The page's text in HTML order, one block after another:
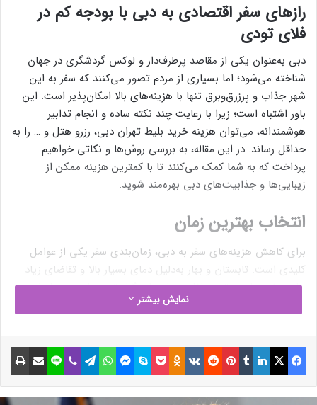
رازهای سفر اقتصادی به دبی با بودجه کم در
فلای تودی
دبی به‌عنوان یکی از مقاصد پرطرف‌دار و لوکس گردشگری در جهان
شناخته می‌شود؛ اما بسیاری از مردم تصور می‌کنند که سفر به این
شهر جذاب و پرزرق‌وبرق تنها با هزینه‌های بالا امکان‌پذیر است. این
باور اشتباه است؛ زیرا با رعایت چند نکته ساده و انجام تدابیر
هوشمندانه، می‌توان هزینه‌ خرید بلیط تهران دبی، رزرو هتل و … را به
حداقل رساند. در این مقاله، به بررسی روش‌ها و نکاتی خواهیم
پرداخت که به شما کمک می‌کنند تا با کمترین هزینه ممکن از
زیبایی‌ها و جذابیت‌های دبی بهره‌مند شوید.
انتخاب بهترین زمان
برای کاهش هزینه‌های سفر به دبی، زمان‌بندی سفر یکی از عوامل
کلیدی است. تابستان و بهار به‌دلیل دمای بسیار بالا و تقاضای زیاد
برای سفر به این مقصد، اغلب زمان‌های گران‌تری برای رزرو بلیط
تهران دبی و هتل هستند؛ اما اگر سفر خود را به فصل‌های پاییز و
تخفیف‌های فصلی بهره‌مند شوید.
این دوره‌ها علاوه‌بر کاهش قیمت‌ها، فرصت‌هایی برای استفاده از
تخفیف‌های گردشگری به شما می‌دهند که منجر به کاهش هزینه‌های
نمایش بیشتر
فیسبوک ایکس لینکداین تامبلر پینتریست Reddit
VKontakte
Odnoklassniki پاکت اسکایپ مسنجر واتس آپ تلگرام وایبر لاین اشتراک گذاری با ایمیل